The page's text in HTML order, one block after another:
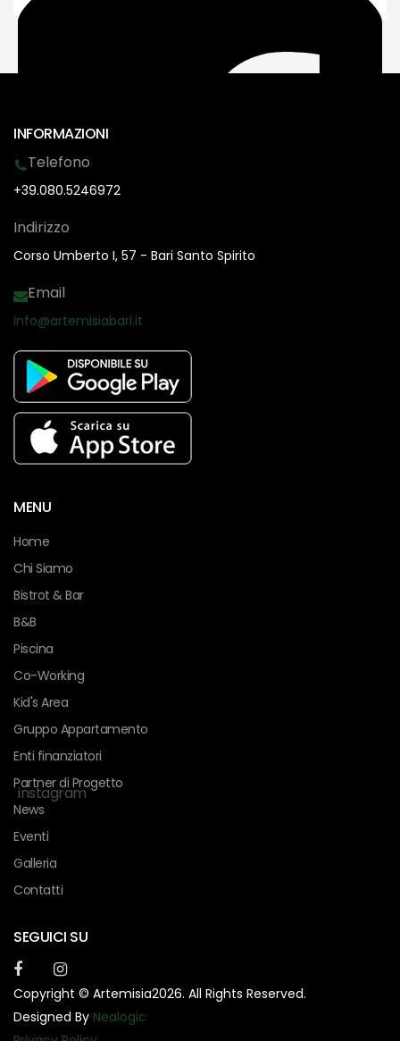
facebook
instagram
INFORMAZIONI
Telefono
+39.080.5246972
Indirizzo
Corso Umberto I, 57 - Bari Santo Spirito
Email
info@artemisiabari.it
MENU
Home
Chi Siamo
Bistrot & Bar
B&B
Piscina
Co-Working
Kid's Area
Gruppo Appartamento
Enti finanziatori
Partner di Progetto
News
Eventi
Galleria
Contatti
SEGUICI SU
Copyright © Artemisia2026. All Rights Reserved.
Designed By Nealogic